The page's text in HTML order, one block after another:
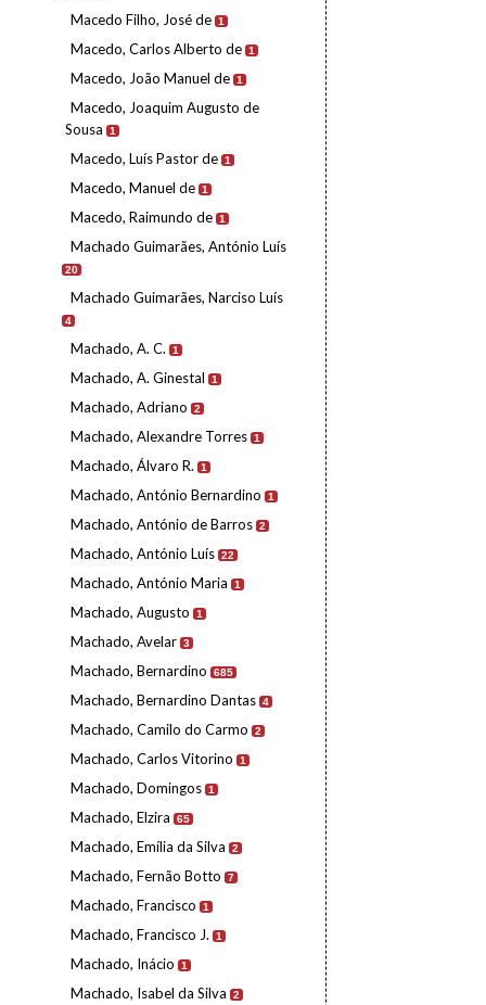
Macedo Filho, José de 1
Macedo, Carlos Alberto de 1
Macedo, João Manuel de 1
Macedo, Joaquim Augusto de
Sousa
1
Macedo, Luís Pastor de 1
Macedo, Manuel de 1
Macedo, Raimundo de 1
Machado Guimarães, António Luís
20
Machado Guimarães, Narciso Luís
4
Machado, A. C. 1
Machado, A. Ginestal 1
Machado, Adriano 2
Machado, Alexandre Torres 1
Machado, Álvaro R. 1
Machado, António Bernardino 1
Machado, António de Barros 2
Machado, António Luís 22
Machado, António Maria 1
Machado, Augusto 1
Machado, Avelar 3
Machado, Bernardino 685
Machado, Bernardino Dantas 4
Machado, Camilo do Carmo 2
Machado, Carlos Vitorino 1
Machado, Domingos 1
Machado, Elzira 65
Machado, Emília da Silva 2
Machado, Fernão Botto 7
Machado, Francisco 1
Machado, Francisco J. 1
Machado, Inácio 1
Machado, Isabel da Silva 2